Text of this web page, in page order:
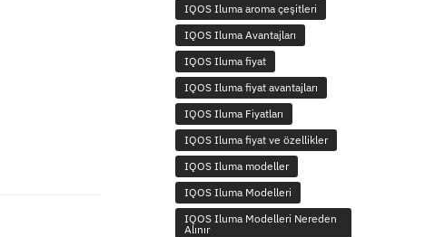
IQOS Iluma aroma çeşitleri
IQOS Iluma Avantajları
IQOS Iluma fiyat
IQOS Iluma fiyat avantajları
IQOS Iluma Fiyatları
IQOS Iluma fiyat ve özellikler
IQOS Iluma modeller
IQOS Iluma Modelleri
IQOS Iluma Modelleri Nereden
Alınır